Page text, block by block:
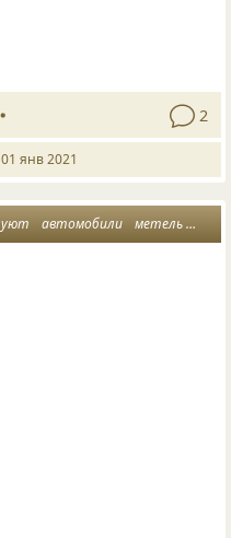
2
01 янв 2021
уют автомобили метель